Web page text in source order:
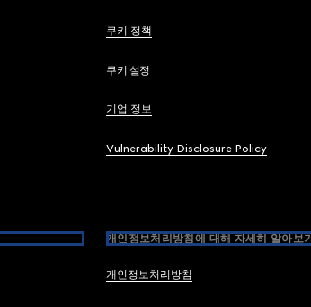
쿠키 정책
쿠키 설정
기업 정보
Vulnerability Disclosure Policy
개인정보처리방침에 대해 자세히 알아보기
개인정보처리방침